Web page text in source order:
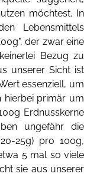
möchtest. In
Lebensmittels
der zwar eine
Bezug zu
unserer Sicht ist
essenziell, um
hierbei primär um
Erdnusskerne
ungefähr die
25g) pro 100g,
5 mal so viele
sie aus unserer